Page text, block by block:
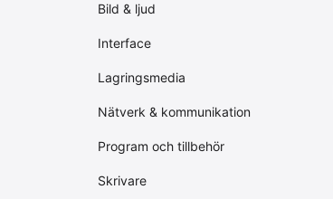
Bild & ljud
Interface
Lagringsmedia
Nätverk & kommunikation
Program och tillbehör
Skrivare